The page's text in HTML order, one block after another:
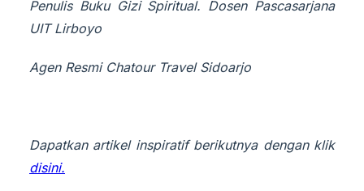
Penulis Buku Gizi Spiritual. Dosen Pascasarjana
UIT Lirboyo
Agen Resmi Chatour Travel Sidoarjo
Dapatkan artikel inspiratif berikutnya dengan klik
disini.